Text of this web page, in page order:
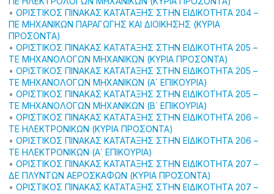
• ΟΡΙΣΤΙΚΟΣ ΠΙΝΑΚΑΣ ΚΑΤΑΤΑΞΗΣ ΣΤΗΝ ΕΙΔΙΚΟΤΗΤΑ 204 –
ΠΕ ΜΗΧΑΝΙΚΩΝ ΠΑΡΑΓΩΓΗΣ ΚΑΙ ΔΙΟΙΚΗΣΗΣ (ΚΥΡΙΑ
ΠΡΟΣΟΝΤΑ)
• ΟΡΙΣΤΙΚΟΣ ΠΙΝΑΚΑΣ ΚΑΤΑΤΑΞΗΣ ΣΤΗΝ ΕΙΔΙΚΟΤΗΤΑ 205 –
ΤΕ ΜΗΧΑΝΟΛΟΓΩΝ ΜΗΧΑΝΙΚΩΝ (ΚΥΡΙΑ ΠΡΟΣΟΝΤΑ)
• ΟΡΙΣΤΙΚΟΣ ΠΙΝΑΚΑΣ ΚΑΤΑΤΑΞΗΣ ΣΤΗΝ ΕΙΔΙΚΟΤΗΤΑ 205 –
ΤΕ ΜΗΧΑΝΟΛΟΓΩΝ ΜΗΧΑΝΙΚΩΝ (Α΄ ΕΠΙΚΟΥΡΙΑ)
• ΟΡΙΣΤΙΚΟΣ ΠΙΝΑΚΑΣ ΚΑΤΑΤΑΞΗΣ ΣΤΗΝ ΕΙΔΙΚΟΤΗΤΑ 205 –
ΤΕ ΜΗΧΑΝΟΛΟΓΩΝ ΜΗΧΑΝΙΚΩΝ (B΄ ΕΠΙΚΟΥΡΙΑ)
• ΟΡΙΣΤΙΚΟΣ ΠΙΝΑΚΑΣ ΚΑΤΑΤΑΞΗΣ ΣΤΗΝ ΕΙΔΙΚΟΤΗΤΑ 206 –
ΤΕ ΗΛΕΚΤΡΟΝΙΚΩΝ (ΚΥΡΙΑ ΠΡΟΣΟΝΤΑ)
• ΟΡΙΣΤΙΚΟΣ ΠΙΝΑΚΑΣ ΚΑΤΑΤΑΞΗΣ ΣΤΗΝ ΕΙΔΙΚΟΤΗΤΑ 206 –
ΤΕ ΗΛΕΚΤΡΟΝΙΚΩΝ (Α΄ ΕΠΙΚΟΥΡΙΑ)
• ΟΡΙΣΤΙΚΟΣ ΠΙΝΑΚΑΣ ΚΑΤΑΤΑΞΗΣ ΣΤΗΝ ΕΙΔΙΚΟΤΗΤΑ 207 –
ΔΕ ΠΛΥΝΤΩΝ ΑΕΡΟΣΚΑΦΩΝ (ΚΥΡΙΑ ΠΡΟΣΟΝΤΑ)
• ΟΡΙΣΤΙΚΟΣ ΠΙΝΑΚΑΣ ΚΑΤΑΤΑΞΗΣ ΣΤΗΝ ΕΙΔΙΚΟΤΗΤΑ 207 –